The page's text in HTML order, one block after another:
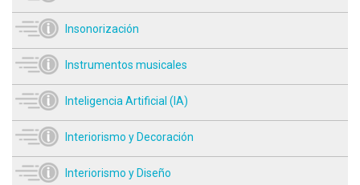
Insonorización
Instrumentos musicales
Inteligencia Artificial (IA)
Interiorismo y Decoración
Interiorismo y Diseño